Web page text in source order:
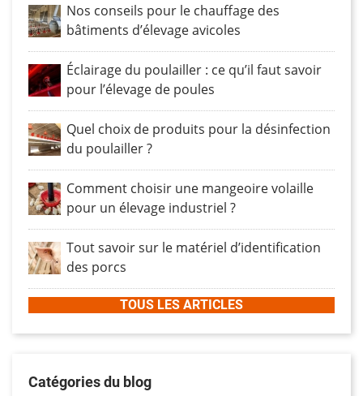
Nos conseils pour le chauffage des
bâtiments d’élevage avicoles
Éclairage du poulailler : ce qu’il faut savoir
pour l’élevage de poules
Quel choix de produits pour la désinfection
du poulailler ?
Comment choisir une mangeoire volaille
pour un élevage industriel ?
Tout savoir sur le matériel d’identification
des porcs
TOUS LES ARTICLES
Catégories du blog